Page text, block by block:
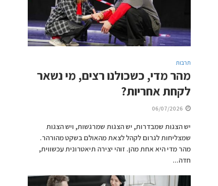
תרבות
מהר מדי, כשכולנו רצים, מי נשאר
לקחת אחריות?
06/07/2026
יש הצגות שמבדרות, יש הצגות שמרגשות, ויש הצגות
שמצליחות לגרום לקהל לצאת מהאולם בשקט מהורהר.
מהר מדי היא אחת מהן. זוהי יצירה תיאטרונית עכשווית,
חדה...